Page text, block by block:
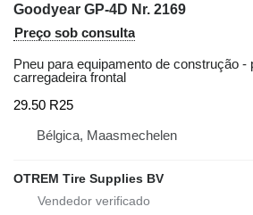
Goodyear GP-4D Nr. 2169
Preço sob consulta
Pneu para equipamento de construção -
carregadeira frontal
29.50 R25
Bélgica, Maasmechelen
OTREM Tire Supplies BV